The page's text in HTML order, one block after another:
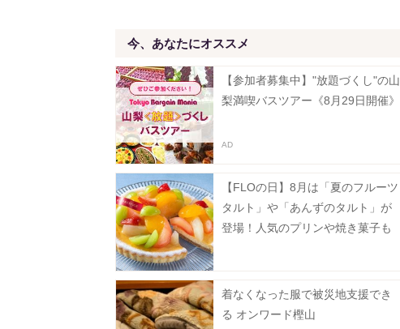
今、あなたにオススメ
【参加者募集中】"放題づくし"の山
梨満喫バスツアー《8月29日開催》
【FLOの日】8月は「夏のフルーツ
タルト」や「あんずのタルト」が
登場！人気のプリンや焼き菓子も
着なくなった服で被災地支援でき
る オンワード樫山